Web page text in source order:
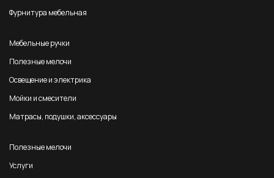
Фурнитура мебельная
Мебельные ручки
Полезные мелочи
Освещение и электрика
Мойки и смесители
Матрасы, подушки, аксессуары
Полезные мелочи
Услуги